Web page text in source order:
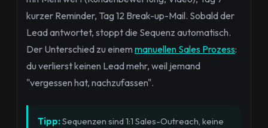
kurzer Reminder, Tag 12 Break-up-Mail. Sobald der
Lead antwortet, stoppt die Sequenz automatisch.
Der Unterschied zu einem manuellen Sales Prozess:
du verlierst keinen Lead mehr, weil jemand
"vergessen hat, nachzufassen".
Tipp:Sequenzen sind 1:1 Sales-Outreach, keine